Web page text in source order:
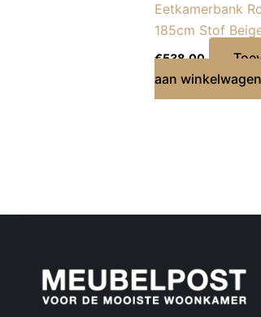
Eetkamerbank
185cm Stof
€538,00
aan winkelwagen